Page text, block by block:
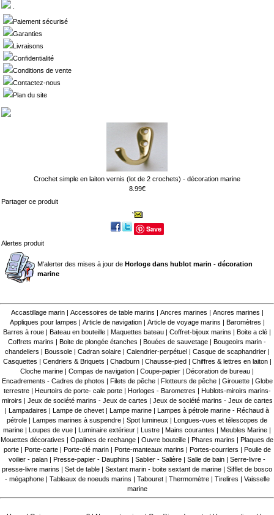
Paiement sécurisé
Garanties
Livraisons
Confidentialité
Conditions de vente
Contactez-nous
Plan du site
Crochet simple en laiton vernis (lot de 2 crochets) - décoration marine
8.99€
Partager ce produit
Save
Alertes produit
M'alerter des mises à jour de Horloge dans hublot marin - décoration
marine
Accastillage marin| Accessoires de table marins Ancres marines Ancres marines
Appliques pour lampes
Article de navigation| Article de voyage marins Baromètres
Barres à roue
Bateau en bouteille Maquettes bateau Coffret-bijoux marins Boite a clé
Coffrets marins
Boite de plongée étanches Bouées de sauvetage
Bougeoirs marin -
chandeliers
Boussole| Cadran solaire| Calendrier-perpétuel Casque de scaphandrier|
Casquettes
Cendriers & Briquets Chadburn| Chausse-pied Chiffres & lettres en laiton|
Cloche marine
Compas de navigation Coupe-papier Décoration de bureau
Encadrements - Cadres de photos
Filets de pêche| Flotteurs de pêche| Girouette| Globe
terrestre| Heurtoirs de porte- cale porte| Horloges - Barometres
Hublots-miroirs marins-
miroirs
Jeux de société marins - Jeux de cartes
Jeux de société marins - Jeux de cartes
Lampadaires Lampe de chevet Lampe marine
Lampes à pétrole marine - Réchaud à
pétrole
Lampes marines à suspendre Spot lumineux
Longues-vues et télescopes de
marine
Loupes de vue Luminaire extérieur Lustre Mains courantes Meubles Marine
Mouettes décoratives
Opalines de rechange Ouvre bouteille Phares marins
Plaques de
porte| Porte-carte| Porte-clé marin Porte-manteaux marins Portes-courriers
Poulie de
voilier - palan
Presse-papier - Dauphins Sablier - Salière Salle de bain
Serre-livre -
presse-livre marins
Set de table Sextant marin - boite sextant de marine
Sifflet de bosco
- mégaphone| Tableaux de noeuds marins Tabouret| Thermomètre| Tirelires
Vaisselle
marine